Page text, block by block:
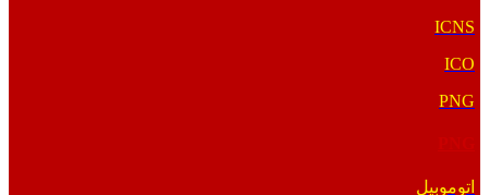
ICNS
ICO
PNG
اتوموبیل